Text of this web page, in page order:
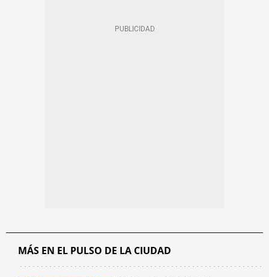
MÁS EN EL PULSO DE LA CIUDAD